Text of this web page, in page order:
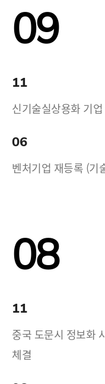
09
11
신기술실상용화 기
06
벤처기업 재등록 (기
08
11
중국 도문시 정보화
체결